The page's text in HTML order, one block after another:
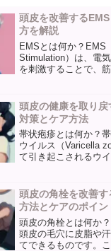
頭皮を改善する
方を解説
EMSとは何か？EMS
Stimulation）は、電
を刺激することで、
われています。頭皮
頭皮の健康を取り
対策とケア方法
帯状疱疹とは何か？
ウイルス（Varicella
て引き起こされるウ
帯状疱疹は、ウイル
頭皮の角栓を改善
方法とケアのポイン
頭皮の角栓とは何か
頭皮の毛穴に皮脂や
てできるものです。